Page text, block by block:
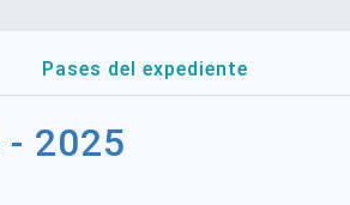
Pases del expediente
- 2025